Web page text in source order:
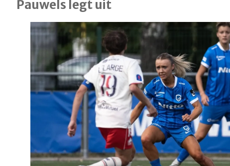
Pauwels legt uit